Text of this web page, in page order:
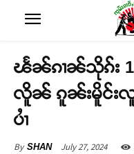
ၽႅၼ်ၵၢၼ်သိုၵ်း
လိူၼ် ၵူၼ်းမိူင်းလူႉ
ပၢႆ
By SHAN July 27, 2024